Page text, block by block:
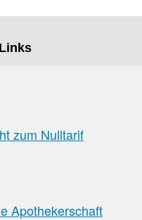
Links
zum Nulltarif
Apothekerschaft